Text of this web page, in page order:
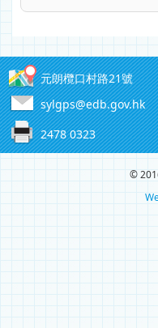
元朗欖口村路21號
sylgps@edb.gov.hk
2478 0323
©